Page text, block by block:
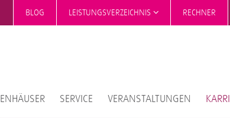
BLOG LEISTUNGSVERZEICHNIS RECHNER
SERVICE VERANSTALTUNGEN